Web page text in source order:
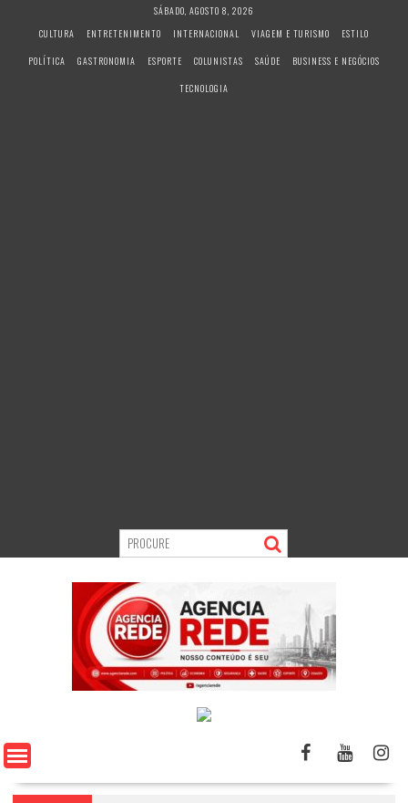
SÁBADO, AGOSTO 8, 2026
CULTURA
ENTRETENIMENTO INTERNACIONAL VIAGEM E TURISMO
ESTILO
POLÍTICA
GASTRONOMIA ESPORTE COLUNISTAS SAÚDE
BUSINESS E NEGÓCIOS
TECNOLOGIA